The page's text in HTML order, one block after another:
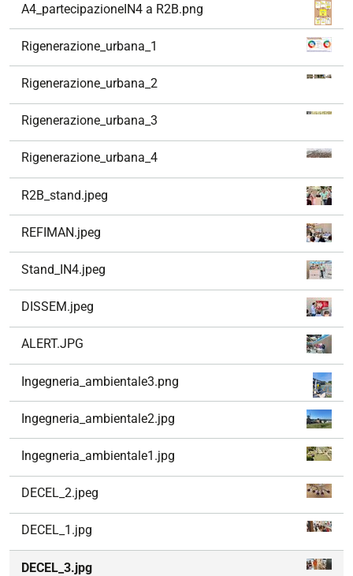
A4_partecipazioneIN4 a R2B.png
Rigenerazione_urbana_1
Rigenerazione_urbana_2
Rigenerazione_urbana_3
Rigenerazione_urbana_4
R2B_stand.jpeg
REFIMAN.jpeg
Stand_IN4.jpeg
DISSEM.jpeg
ALERT.JPG
Ingegneria_ambientale3.png
Ingegneria_ambientale2.jpg
Ingegneria_ambientale1.jpg
DECEL_2.jpeg
DECEL_1.jpg
DECEL_3.jpg